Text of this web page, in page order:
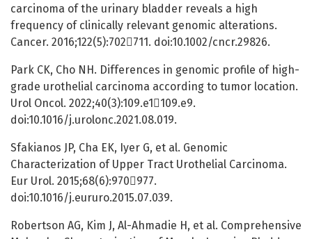
carcinoma of the urinary bladder reveals a high
frequency of clinically relevant genomic alterations.
Cancer. 2016;122(5):702711. doi:10.1002/cncr.29826.
Park CK, Cho NH. Differences in genomic profile of high-
grade urothelial carcinoma according to tumor location.
Urol Oncol. 2022;40(3):109.e1109.e9.
doi:10.1016/j.urolonc.2021.08.019.
Sfakianos JP, Cha EK, Iyer G, et al. Genomic
Characterization of Upper Tract Urothelial Carcinoma.
Eur Urol. 2015;68(6):970977.
doi:10.1016/j.eururo.2015.07.039.
Robertson AG, Kim J, Al-Ahmadie H, et al. Comprehensive